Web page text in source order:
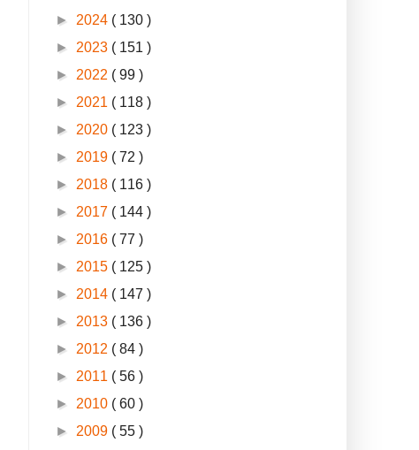
► 2024 ( 130 )
► 2023 ( 151 )
► 2022 ( 99 )
► 2021 ( 118 )
► 2020 ( 123 )
► 2019 ( 72 )
► 2018 ( 116 )
► 2017 ( 144 )
► 2016 ( 77 )
► 2015 ( 125 )
► 2014 ( 147 )
► 2013 ( 136 )
► 2012 ( 84 )
► 2011 ( 56 )
► 2010 ( 60 )
► 2009 ( 55 )